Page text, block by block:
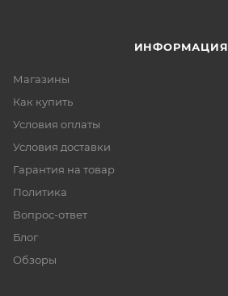
ИНФОРМАЦИЯ
Магазины
Как купить
Условия оплаты
Условия доставки
Гарантия на товар
Политика
Вопрос-ответ
Блог
Обзоры